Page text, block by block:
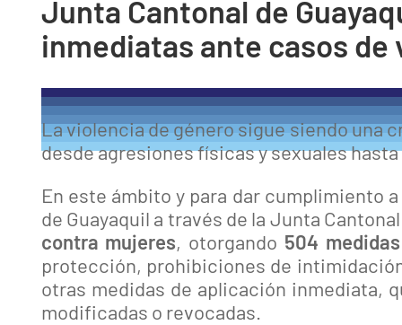
Junta Cantonal de
inmediatas ante casos
La violencia de género sigue siendo una
desde agresiones físicas y sexuales
En este ámbito y para dar cumplimiento
de Guayaquil a través de la Junta
contra mujeres, otorgando 504
protección, prohibiciones de
otras medidas de aplicación inmediata,
modificadas o revocadas.